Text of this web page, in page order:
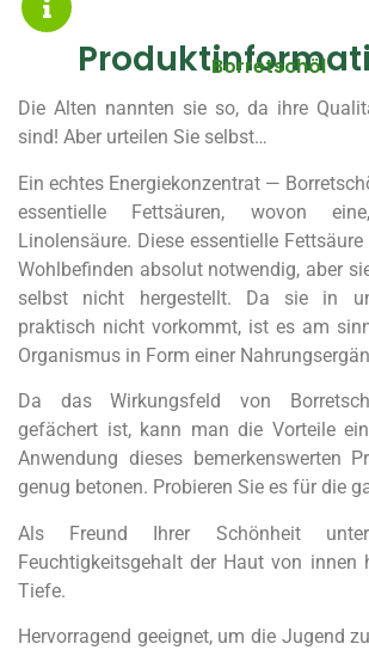
Borretschöl
Die Alten nannten sie so, da ihre
sind! Aber urteilen Sie selbst…
Ein echtes Energiekonzentrat —
essentielle Fettsäuren, wovon
Linolensäure. Diese essentielle
Wohlbefinden absolut notwendig, aber
selbst nicht hergestellt. Da sie in
praktisch nicht vorkommt, ist es am
Organismus in Form einer
Da das Wirkungsfeld von
gefächert ist, kann man die Vorteile
Anwendung dieses bemerkenswerten
genug betonen. Probieren Sie es für die
Als Freund Ihrer Schönheit
Feuchtigkeitsgehalt der Haut von innen
Tiefe.
Hervorragend geeignet, um die Jugend